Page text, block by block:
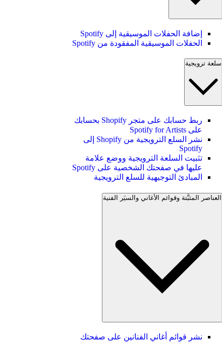
إضافة الحفلات الموسيقية إلى Spotify
الحفلات الموسيقية المفقودة من Spotify
سلعة ترويجية
ربط حسابك على متجر Shopify بحسابك
على Spotify for Artists
نشر السلع الترويجية من Shopify إلى
Spotify
تثبيت السلعة الترويجية ووضع علامة
عليها في صفحتك الشخصية على Spotify
المبادئ التوجيهية للسلع الترويجية
العناصر المثبَّتة وقوائم الأغاني والسيَر الفنية
نشر قوائم أغاني الفنانين على صفحتك